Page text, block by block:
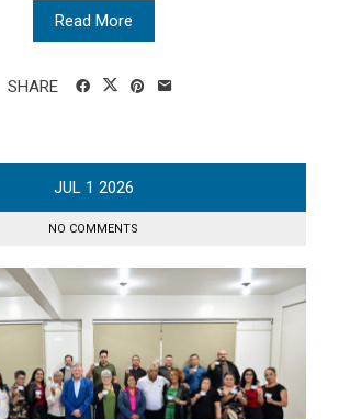
Read More
SHARE
JUL 1 2026
NO COMMENTS